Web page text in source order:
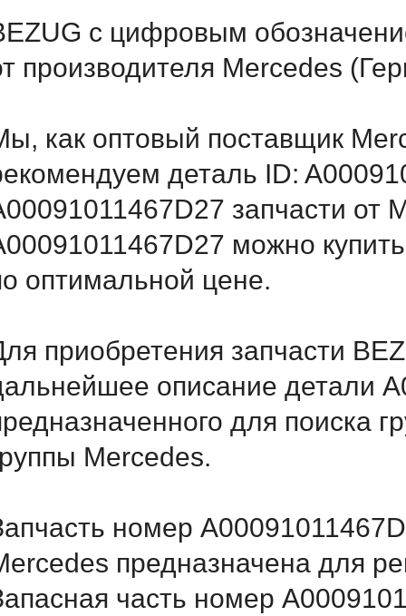
с цифровым
производителя Mercedes
как оптовый поставщик
деталь ID:
запчасти от
можно
оптимальной цене.
приобретения запчасти
описание детали
для поиска
Mercedes.
номер
предназначена для
часть номер